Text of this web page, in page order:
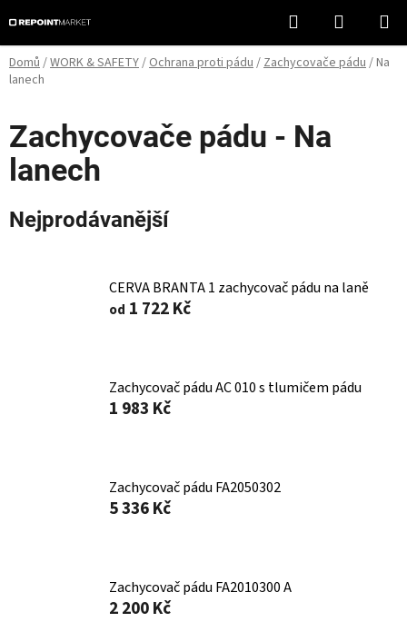
na
obsah
Hledat
KOŠÍK
Domů/WORK & SAFETY/Ochrana proti pádu/Zachycovače pádu/Na
lanech
Zachycovače pádu - Na
lanech
Nejprodávanější
CERVA BRANTA 1 zachycovač pádu na laně
od 1 722 Kč
Zachycovač pádu AC 010 s tlumičem pádu
1 983 Kč
Zachycovač pádu FA2050302
5 336 Kč
Zachycovač pádu FA2010300 A
2 200 Kč